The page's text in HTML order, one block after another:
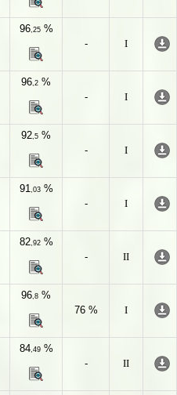
96,25%
-
I
96,2 %
-
I
92,5 %
-
I
91,03%
-
I
82,92%
-
II
96,8 %
76 %
I
84,49%
-
II